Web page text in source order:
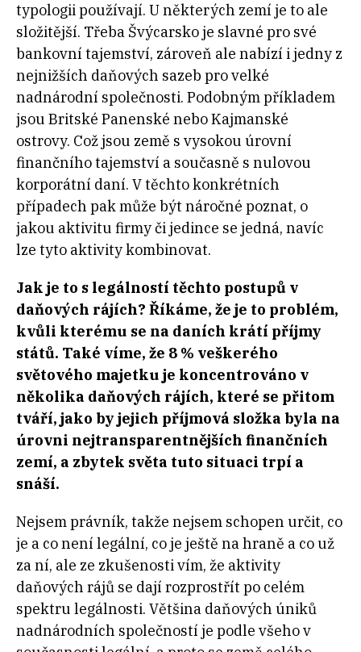
typologii používají. U některých zemí je to ale
složitější. Třeba Švýcarsko je slavné pro své
bankovní tajemství, zároveň ale nabízí i jedny z
nejnižších daňových sazeb pro velké
nadnárodní společnosti. Podobným příkladem
jsou Britské Panenské nebo Kajmanské
ostrovy. Což jsou země s vysokou úrovní
finančního tajemství a současně s nulovou
korporátní daní. V těchto konkrétních
případech pak může být náročné poznat, o
jakou aktivitu firmy či jedince se jedná, navíc
lze tyto aktivity kombinovat.
Jak je to s legálností těchto postupů v
daňových rájích? Říkáme, že je to problém,
kvůli kterému se na daních krátí příjmy
států. Také víme, že 8 % veškerého
světového majetku je koncentrováno v
několika daňových rájích, které se přitom
tváří, jako by jejich příjmová složka byla na
úrovni nejtransparentnějších finančních
zemí, a zbytek světa tuto situaci trpí a
snáší.
Nejsem právník, takže nejsem schopen určit, co
je a co není legální, co je ještě na hraně a co už
za ní, ale ze zkušenosti vím, že aktivity
daňových rájů se dají rozprostřít po celém
spektru legálnosti. Většina daňových úniků
nadnárodních společností je podle všeho v